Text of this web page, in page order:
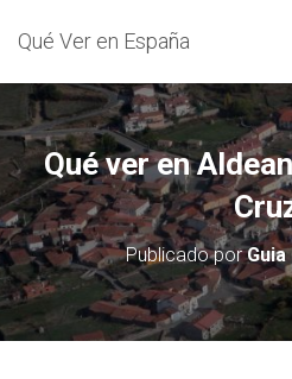
Qué Ver en España
Qué ver en
Publicado porGuia